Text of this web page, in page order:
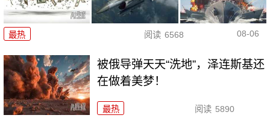
最热 阅读 6568 08-06
被俄导弹天天“洗地”，泽连斯基还
在做着美梦！
最热 阅读 5890